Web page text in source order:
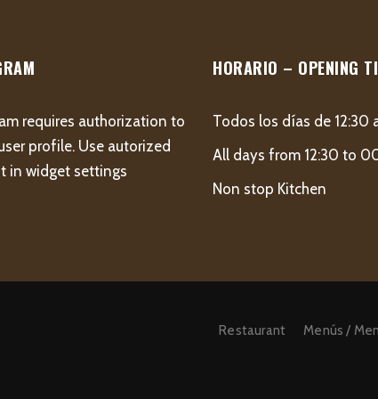
requires authorization to
profile. Use autorized
in widget settings
HORARIO – OPENING
Todos los días de
All days from 12:30 to
Non stop Kitchen
Restaurant Menús /